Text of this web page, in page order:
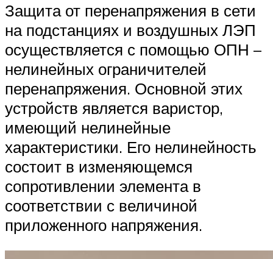
Защита от перенапряжения в сети
на подстанциях и воздушных ЛЭП
осуществляется с помощью ОПН –
нелинейных ограничителей
перенапряжения. Основной этих
устройств является варистор,
имеющий нелинейные
характеристики. Его нелинейность
состоит в изменяющемся
сопротивлении элемента в
соответствии с величиной
приложенного напряжения.